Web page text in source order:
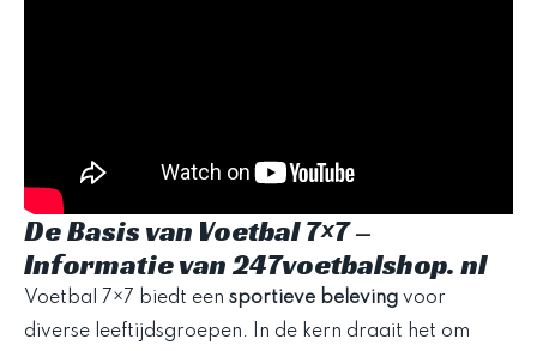
De Basis van Voetbal 7×7 –
Informatie van 247voetbalshop. nl
Voetbal 7×7 biedt een sportieve beleving voor
diverse leeftijdsgroepen. In de kern draait het om